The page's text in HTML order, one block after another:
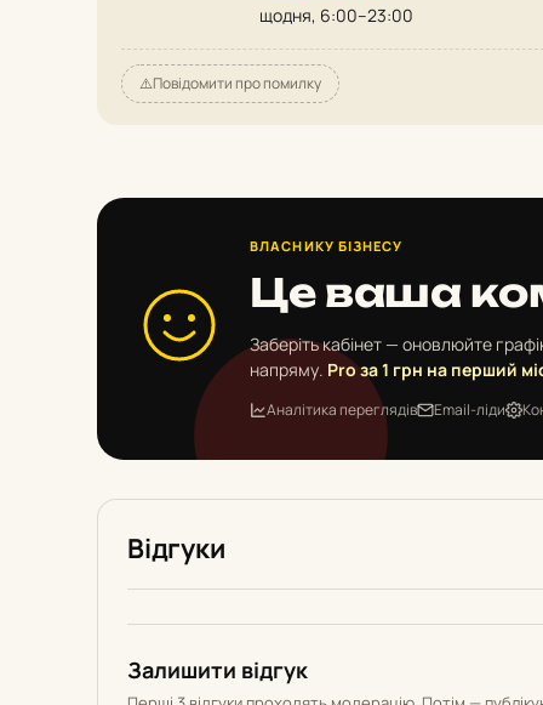
щодня, 6:00–23:00
⚠️Повідомити про помилку
ВЛАСНИКУ БІЗНЕСУ
Це ваша
Заберіть кабінет — оновлюйте
напряму. Pro за 1 грн на перший
Аналітика переглядів Email-ліди
Відгуки
Залишити відгук